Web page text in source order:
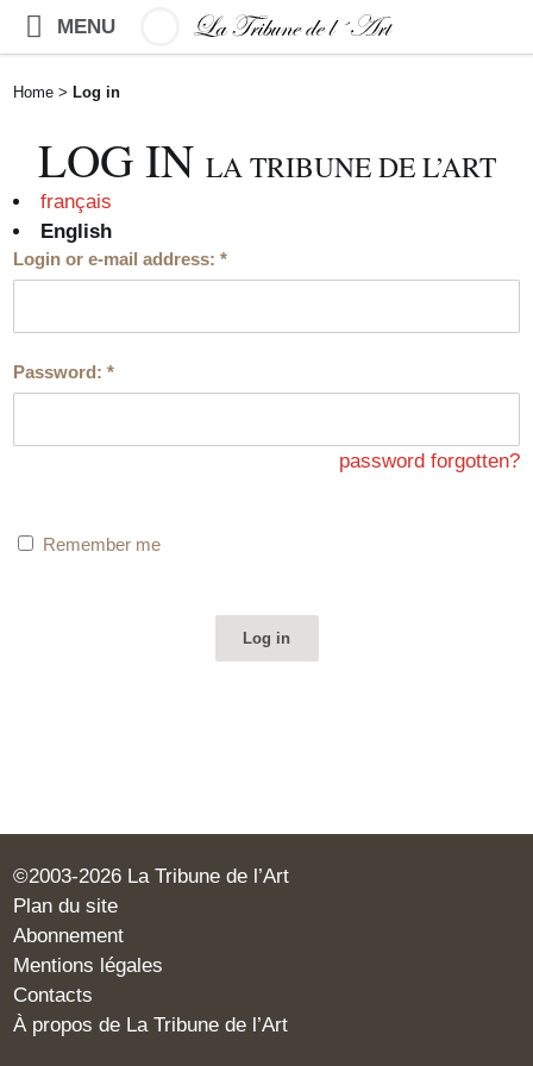
MENU
Home > Log in
LOG IN LA TRIBUNE DE L’ART
français
English
Login or e-mail address:*
Password:*
password forgotten?
Remember me
©2003-2026 La Tribune de l’Art
Plan du site
Abonnement
Mentions légales
Contacts
À propos de La Tribune de l’Art